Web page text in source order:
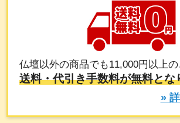
仏壇以外の商品でも11,000円以上の
送料・代引き手数料が無料とな
»